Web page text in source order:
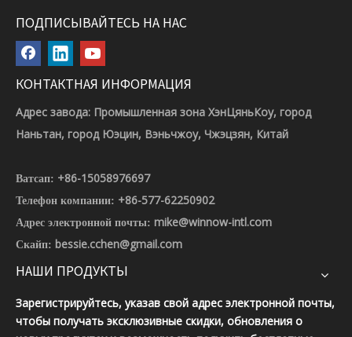
ПОДПИСЫВАЙТЕСЬ НА НАС
КОНТАКТНАЯ ИНФОРМАЦИЯ
Адрес завода: Промышленная зона ХэнЦяньКоу, город
Наньтан, город Юэцин, Вэньчжоу, Чжэцзян, Китай
Ватсап: +86-15058976697
Телефон компании: +86-577-62250902
Адрес электронной почты: mike@winnow-intl.com
Скайп: bessie.cchen@gmail.com
НАШИ ПРОДУКТЫ
Зарегистрируйтесь, указав свой адрес электронной почты,
чтобы получать эксклюзивные скидки, обновления о